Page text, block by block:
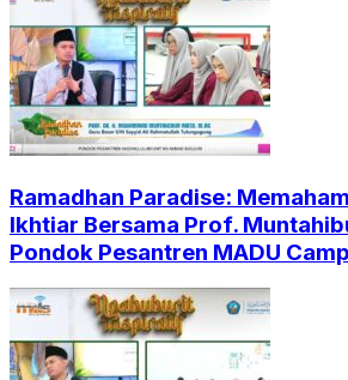
Ramadhan Paradise:
Ikhtiar Bersama Prof.
Pondok Pesantren MADU